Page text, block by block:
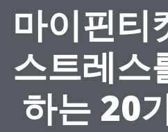
마이핀티
스트레스
하는 20